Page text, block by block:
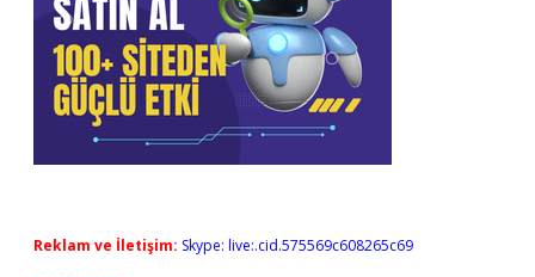
Reklam ve İletişim: Skype: live:.cid.575569c608265c69